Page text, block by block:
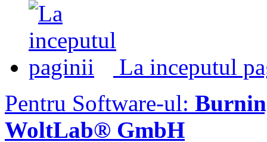
La inceputul
Pentru Software-ul:
WoltLab® GmbH